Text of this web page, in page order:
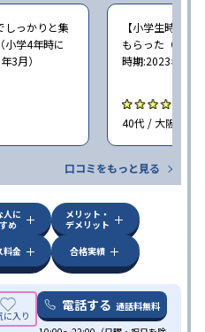
しっかりと集
小学4年時に
3月）
【小学生時の通
もらった（小学
時期:2023年3月
40代 / 大阪府 女
口コミをもっと見る
人に
め
メリット・
デメリット
料金 合格実績
電話する 通話料無料